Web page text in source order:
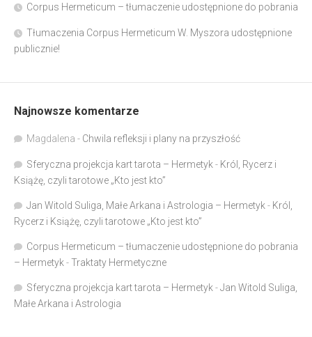
Corpus Hermeticum – tłumaczenie udostępnione do pobrania
Tłumaczenia Corpus Hermeticum W. Myszora udostępnione
publicznie!
Najnowsze komentarze
Magdalena - Chwila refleksji i plany na przyszłość
Sferyczna projekcja kart tarota – Hermetyk - Król, Rycerz i
Książę, czyli tarotowe „Kto jest kto”
Jan Witold Suliga, Małe Arkana i Astrologia – Hermetyk - Król,
Rycerz i Książę, czyli tarotowe „Kto jest kto”
Corpus Hermeticum – tłumaczenie udostępnione do pobrania
– Hermetyk -Traktaty Hermetyczne
Sferyczna projekcja kart tarota – Hermetyk -Jan Witold Suliga,
Małe Arkana i Astrologia